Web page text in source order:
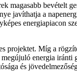
magasabb bevételt
javíthatja a
energiapiacon
projektet. Míg a
energia iránti
és